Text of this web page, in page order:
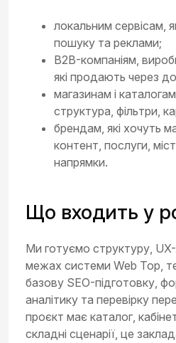
локальним сервісам,
пошуку та реклами;
B2B-компаніям,
які продають через
магазинам і
структура, фільтри,
брендам, які хочуть
контент, послуги,
напрямки.
Що входить у
Ми готуємо структуру, UX-
межах системи Web Top,
базову SEO-підготовку,
аналітику та перевірку
проєкт має каталог,
складні сценарії, це